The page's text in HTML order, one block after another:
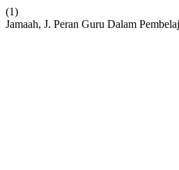
(1)
Jamaah, J. Peran Guru Dalam